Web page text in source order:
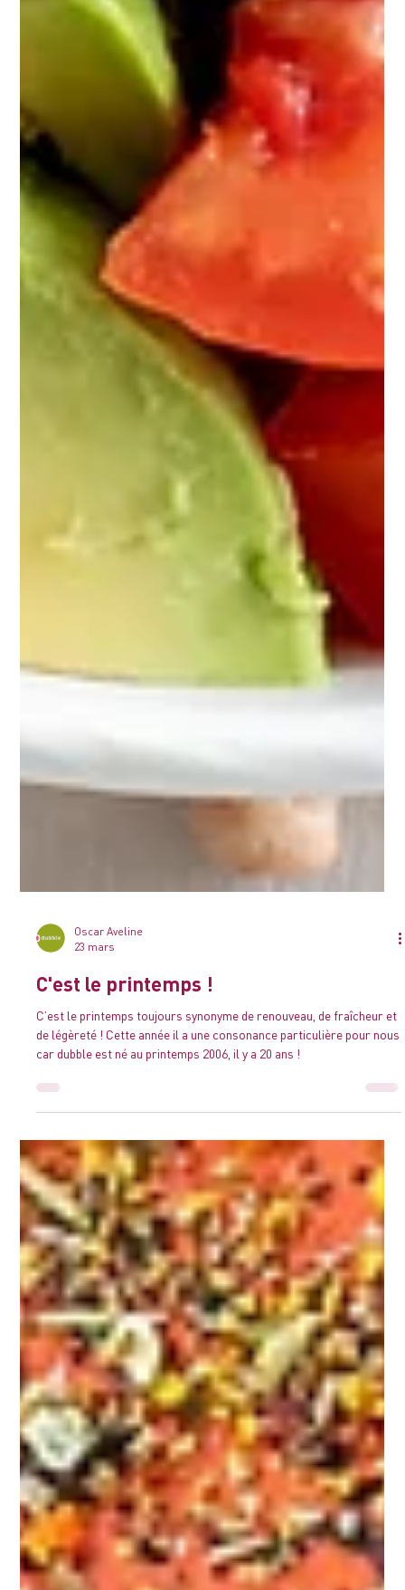
Oscar Aveline
23 mars
C'est le printemps !
C’est le printemps toujours synonyme de renouveau, de fraîcheur et
de légèreté ! Cette année il a une consonance particulière pour nous
car dubble est né au printemps 2006, il y a 20 ans !